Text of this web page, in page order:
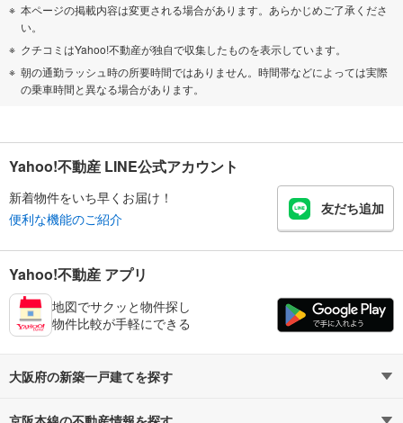
本ページの掲載内容は変更される場合があります。あらかじめご了承くださ
い。
クチコミはYahoo!不動産が独自で収集したものを表示しています。
朝の通勤ラッシュ時の所要時間ではありません。時間帯などによっては実際
の乗車時間と異なる場合があります。
Yahoo!不動産 LINE公式アカウント
新着物件をいち早くお届け！
便利な機能のご紹介
友だち追加
Yahoo!不動産 アプリ
地図でサクッと物件探し
物件比較が手軽にできる
大阪府の新築一戸建てを探す